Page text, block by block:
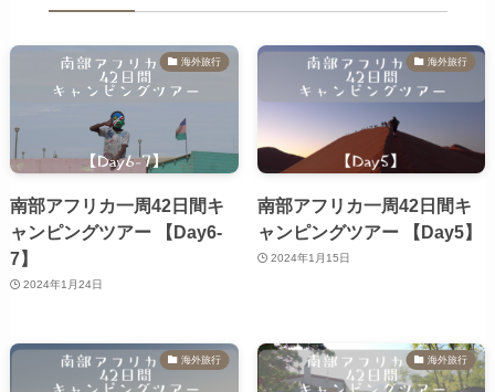
海外旅行
南部アフリカ一周42日間キ
ャンピングツアー 【Day6-
7】
2024年1月24日
海外旅行
南部アフリカ一周42日間キ
ャンピングツアー 【Day5】
2024年1月15日
海外旅行 海外旅行